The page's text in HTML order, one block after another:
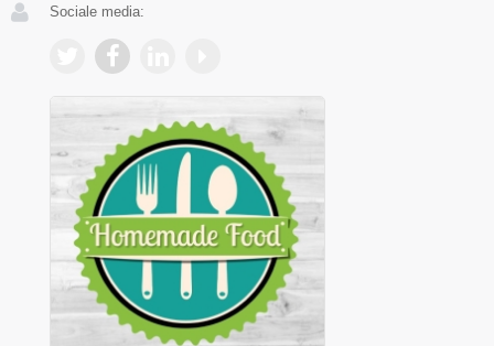
Sociale media: